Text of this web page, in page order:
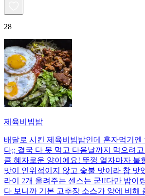
28
제육비빔밥
배달로 시킨 제육비빔밥인데 혼자먹기엔
다;; 결국 다 못 먹고 다음날까지 먹으려
큼 혜자로운 양이에요! 뚜껑 열자마자 불
맛이 인위적이지 않고 숯불 맛이라 참 맛
라이 2개 올려주는 센스는 굳!! ​다만 밥이
다 보니까 기본 고추장 소스가 양에 비해